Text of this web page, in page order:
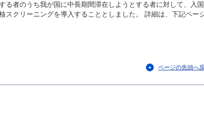
る者のうち我が国に中長期間滞在しようとする者に対して、入
スクリーニングを導入することとしました。 詳細は、下記ペー
ページの先頭へ